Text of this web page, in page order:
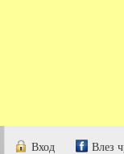
Вход Влез